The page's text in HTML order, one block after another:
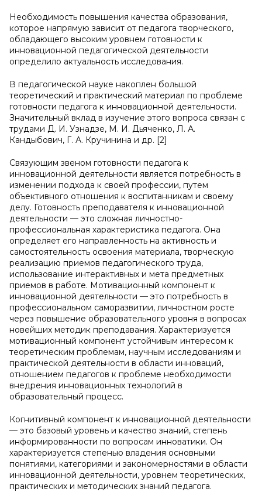
Необходимость повышения качества образования,
которое напрямую зависит от педагога творческого,
обладающего высоким уровнем готовности к
инновационной педагогической деятельности
определило актуальность исследования.
В педагогической науке накоплен большой
теоретический и практический материал по проблеме
готовности педагога к инновационной деятельности.
Значительный вклад в изучение этого вопроса связан с
трудами Д. И. Узнадзе, М. И. Дьяченко, Л. А.
Кандыбович, Г. А. Кручинина и др. [2]
Связующим звеном готовности педагога к
инновационной деятельности является потребность в
изменении подхода к своей профессии, путем
объективного отношения к воспитанникам и своему
делу. Готовность преподавателя к инновационной
деятельности — это сложная личностно-
профессиональная характеристика педагога. Она
определяет его направленность на активность и
самостоятельность освоения материала, творческую
реализацию приемов педагогического труда,
использование интерактивных и мета предметных
приемов в работе. Мотивационный компонент к
инновационной деятельности — это потребность в
профессиональном саморазвитии, личностном росте
через повышение образовательного уровня в вопросах
новейших методик преподавания. Характеризуется
мотивационный компонент устойчивым интересом к
теоретическим проблемам, научным исследованиям и
практической деятельности в области инноваций,
отношением педагогов к проблеме необходимости
внедрения инновационных технологий в
образовательный процесс.
Когнитивный компонент к инновационной деятельности
— это базовый уровень и качество знаний, степень
информированности по вопросам инноватики. Он
характеризуется степенью владения основными
понятиями, категориями и закономерностями в области
инновационной деятельности, уровнем теоретических,
практических и методических знаний педагога.